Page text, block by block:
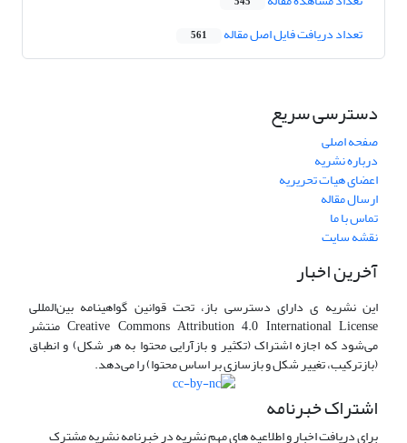
تعداد دریافت فایل اصل مقاله 561
دسترسی سریع
صفحه اصلی
درباره نشریه
اعضای هیات تحریریه
ارسال مقاله
تماس با ما
نقشه سایت
آخرین اخبار
این نشریه ی دارای دسترسی باز، تحت قوانین گواهینامه بین‌المللی
Creative Commons Attribution 4.0 International License منتشر
می‌شود که اجازه اشتراک (تکثیر و بازآرایی محتوا به هر شکل) و انطباق
(بازترکیب، تغییر شکل و بازسازی بر اساس محتوا) را می‌دهد.
اشتراک خبرنامه
برای دریافت اخبار و اطلاعیه های مهم نشریه در خبرنامه نشریه مشترک